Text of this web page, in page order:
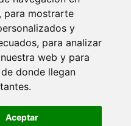
para mostrarte
y
para analizar
web y para
donde llegan
Aceptar
contratación
pago